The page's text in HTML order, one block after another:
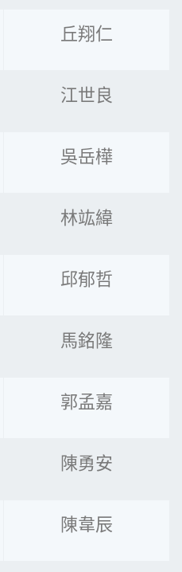
丘翔仁
江世良
吳岳樺
林竑緯
邱郁哲
馬銘隆
郭孟嘉
陳勇安
陳韋辰